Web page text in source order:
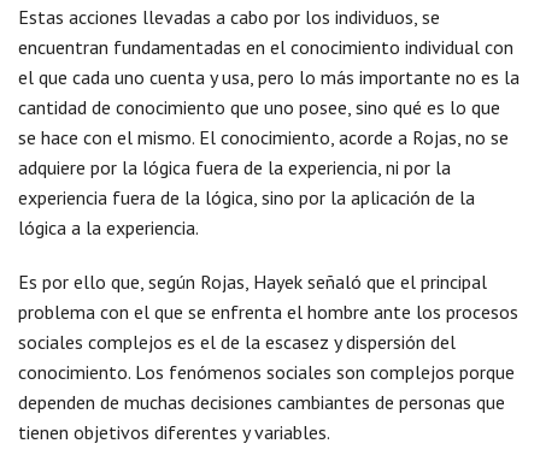
Estas acciones llevadas a cabo por los individuos, se
encuentran fundamentadas en el conocimiento individual con
el que cada uno cuenta y usa, pero lo más importante no es la
cantidad de conocimiento que uno posee, sino qué es lo que
se hace con el mismo. El conocimiento, acorde a Rojas, no se
adquiere por la lógica fuera de la experiencia, ni por la
experiencia fuera de la lógica, sino por la aplicación de la
lógica a la experiencia.
Es por ello que, según Rojas, Hayek señaló que el principal
problema con el que se enfrenta el hombre ante los procesos
sociales complejos es el de la escasez y dispersión del
conocimiento. Los fenómenos sociales son complejos porque
dependen de muchas decisiones cambiantes de personas que
tienen objetivos diferentes y variables.